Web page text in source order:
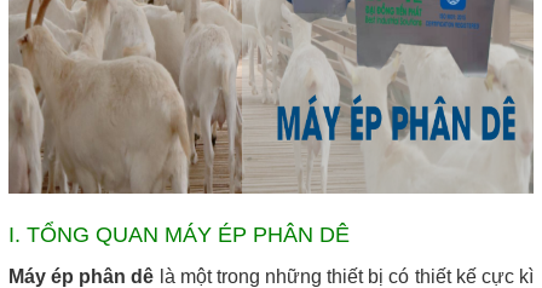
I. TỔNG QUAN MÁY ÉP PHÂN DÊ
Máy ép phân dê là một trong những thiết bị có thiết kế cực kì